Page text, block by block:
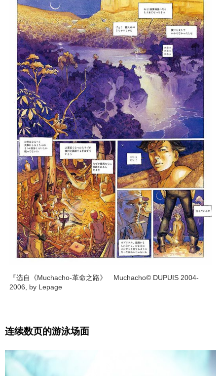
『选自《Muchacho-革命之路》 Muchacho© DUPUIS 2004-
2006, by Lepage
连续数页的游泳场面